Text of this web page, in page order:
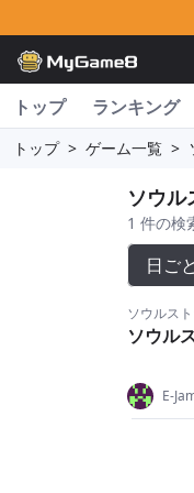
トップ ランキング
トップ > ゲーム一覧 >
ソウル
1 件の検
日ごと
ソウルス
ソウル
E-